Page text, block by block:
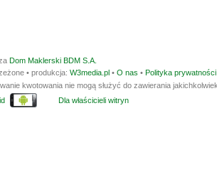
Dom Maklerski BDM S.A.
• produkcja: W3media.pl • O nas • Polityka prywatności
kwotowania nie mogą służyć do zawierania
Dla właścicieli witryn